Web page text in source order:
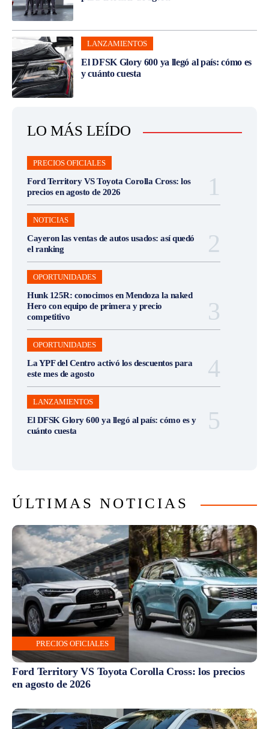
LANZAMIENTOS
El DFSK Glory 600 ya llegó al país: cómo es
y cuánto cuesta
LO MÁS LEÍDO
PRECIOS OFICIALES
Ford Territory VS Toyota Corolla Cross: los
precios en agosto de 2026
NOTICIAS
Cayeron las ventas de autos usados: así quedó
el ranking
OPORTUNIDADES
Hunk 125R: conocimos en Mendoza la naked
Hero con equipo de primera y precio
competitivo
OPORTUNIDADES
La YPF del Centro activó los descuentos para
este mes de agosto
LANZAMIENTOS
El DFSK Glory 600 ya llegó al país: cómo es y
cuánto cuesta
ÚLTIMAS NOTICIAS
PRECIOS OFICIALES
Ford Territory VS Toyota Corolla Cross: los precios
en agosto de 2026